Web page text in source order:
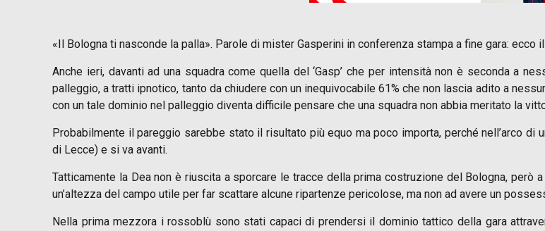
«Il Bologna ti nasconde la palla». Parole di mister Gasperini in conferenza stampa a fine gara: ecco
Anche ieri, davanti ad una squadra come quella del ‘Gasp’ che per intensità non è seconda a
palleggio, a tratti ipnotico, tanto da chiudere con un inequivocabile 61% che non lascia adito a
con un tale dominio nel palleggio diventa difficile pensare che una squadra non abbia meritato la
Probabilmente il pareggio sarebbe stato il risultato più equo ma poco importa, perché nell’arco
di Lecce) e si va avanti.
Tatticamente la Dea non è riuscita a sporcare le tracce della prima costruzione del Bologna, però
un’altezza del campo utile per far scattare alcune ripartenze pericolose, ma non ad avere un
Nella prima mezzora i rossoblù sono stati capaci di prendersi il dominio tattico della gara